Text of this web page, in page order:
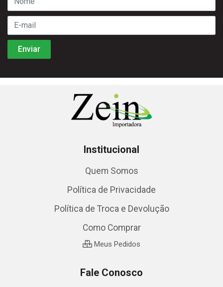
Institucional
Quem Somos
Política de Privacidade
Política de Troca e Devolução
Como Comprar
Meus Pedidos
Fale Conosco